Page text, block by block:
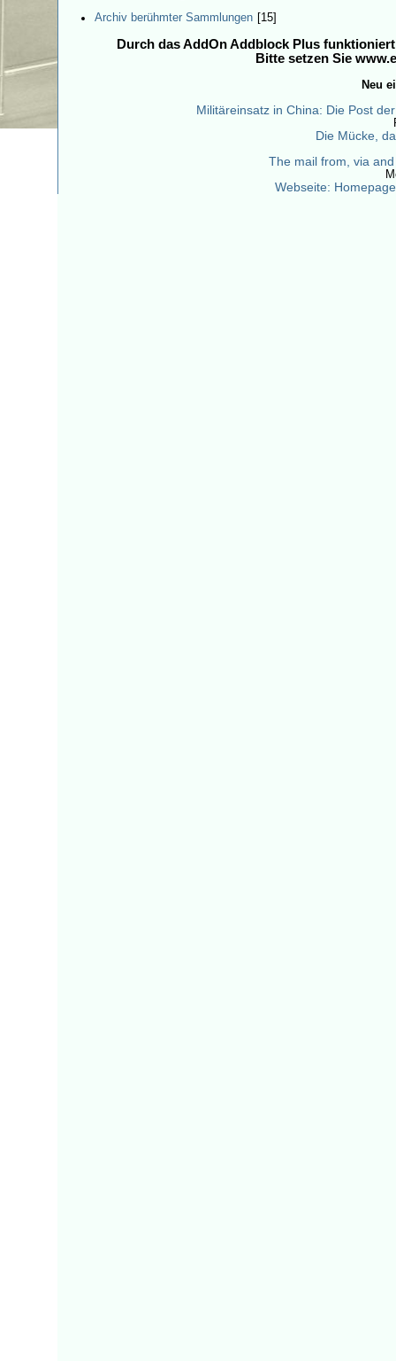
Archiv berühmter Sammlungen [15]
Durch das AddOn Addblock Plus
Bitte setzen Sie
Neu
Militäreinsatz in China: Die Post
Die Mücke,
The mail from, via
Webseite: